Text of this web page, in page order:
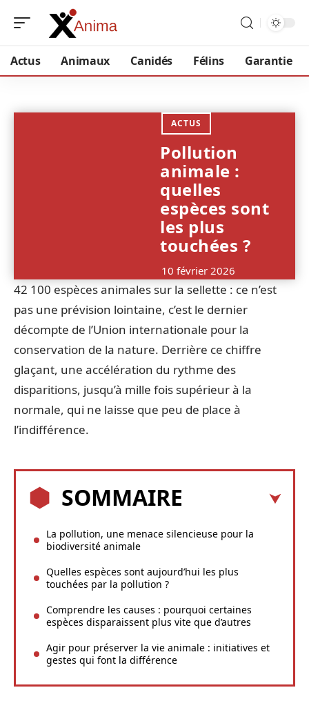
Actus Animaux Canidés Félins Garantie
ACTUS
Pollution
animale :
quelles
espèces sont
les plus
touchées ?
10 février 2026
42 100 espèces animales sur la sellette : ce n’est
pas une prévision lointaine, c’est le dernier
décompte de l’Union internationale pour la
conservation de la nature. Derrière ce chiffre
glaçant, une accélération du rythme des
disparitions, jusqu’à mille fois supérieur à la
normale, qui ne laisse que peu de place à
l’indifférence.
SOMMAIRE
La pollution, une menace silencieuse pour la
biodiversité animale
Quelles espèces sont aujourd’hui les plus
touchées par la pollution ?
Comprendre les causes : pourquoi certaines
espèces disparaissent plus vite que d’autres
Agir pour préserver la vie animale : initiatives et
gestes qui font la différence